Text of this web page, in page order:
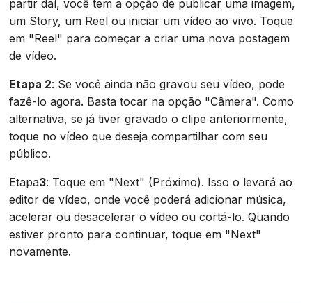
partir daí, você tem a opção de publicar uma imagem,
um Story, um Reel ou iniciar um vídeo ao vivo. Toque
em "Reel" para começar a criar uma nova postagem
de vídeo.
Etapa 2: Se você ainda não gravou seu vídeo, pode
fazê-lo agora. Basta tocar na opção "Câmera". Como
alternativa, se já tiver gravado o clipe anteriormente,
toque no vídeo que deseja compartilhar com seu
público.
‍Etapa3: Toque em "Next" (Próximo). Isso o levará ao
editor de vídeo, onde você poderá adicionar música,
acelerar ou desacelerar o vídeo ou cortá-lo. Quando
estiver pronto para continuar, toque em "Next"
novamente.